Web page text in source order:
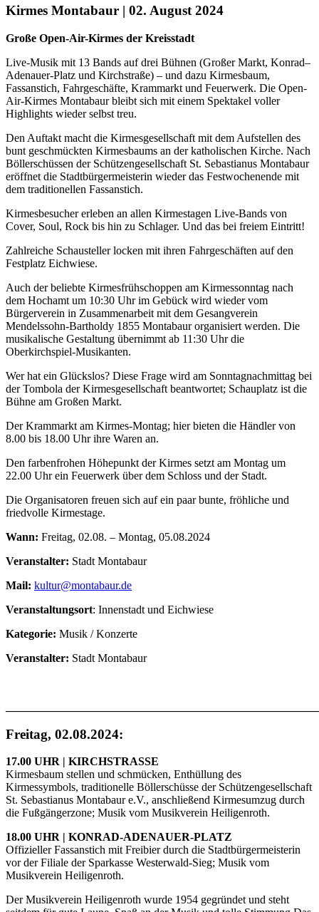
Kirmes Montabaur | 02. August 2024
Große Open-Air-Kirmes der Kreisstadt
Live-Musik mit 13 Bands auf drei Bühnen (Großer Markt, Konrad–
Adenauer-Platz und Kirchstraße) – und dazu Kirmesbaum,
Fassanstich, Fahrgeschäfte, Krammarkt und Feuerwerk. Die Open-
Air-Kirmes Montabaur bleibt sich mit einem Spektakel voller
Highlights wieder selbst treu.
Den Auftakt macht die Kirmesgesellschaft mit dem Aufstellen des
bunt geschmückten Kirmesbaums an der katholischen Kirche. Nach
Böllerschüssen der Schützengesellschaft St. Sebastianus Montabaur
eröffnet die Stadtbürgermeisterin wieder das Festwochenende mit
dem traditionellen Fassanstich.
Kirmesbesucher erleben an allen Kirmestagen Live-Bands von
Cover, Soul, Rock bis hin zu Schlager. Und das bei freiem Eintritt!
Zahlreiche Schausteller locken mit ihren Fahrgeschäften auf den
Festplatz Eichwiese.
Auch der beliebte Kirmesfrühschoppen am Kirmessonntag nach
dem Hochamt um 10:30 Uhr im Gebück wird wieder vom
Bürgerverein in Zusammenarbeit mit dem Gesangverein
Mendelssohn-Bartholdy 1855 Montabaur organisiert werden. Die
musikalische Gestaltung übernimmt ab 11:30 Uhr die
Oberkirchspiel-Musikanten.
Wer hat ein Glückslos? Diese Frage wird am Sonntagnachmittag bei
der Tombola der Kirmesgesellschaft beantwortet; Schauplatz ist die
Bühne am Großen Markt.
Der Krammarkt am Kirmes-Montag; hier bieten die Händler von
8.00 bis 18.00 Uhr ihre Waren an.
Den farbenfrohen Höhepunkt der Kirmes setzt am Montag um
22.00 Uhr ein Feuerwerk über dem Schloss und der Stadt.
Die Organisatoren freuen sich auf ein paar bunte, fröhliche und
friedvolle Kirmestage.
Wann: Freitag, 02.08. – Montag, 05.08.2024
Veranstalter: Stadt Montabaur
Mail: kultur@montabaur.de
Veranstaltungsort: Innenstadt und Eichwiese
Kategorie: Musik / Konzerte
Veranstalter: Stadt Montabaur
Freitag, 02.08.2024:
17.00 UHR | KIRCHSTRASSE
Kirmesbaum stellen und schmücken, Enthüllung des
Kirmessymbols, traditionelle Böllerschüsse der Schützengesellschaft
St. Sebastianus Montabaur e.V., anschließend Kirmesumzug durch
die Fußgängerzone; Musik vom Musikverein Heiligenroth.
18.00 UHR | KONRAD-ADENAUER-PLATZ
Offizieller Fassanstich mit Freibier durch die Stadtbürgermeisterin
vor der Filiale der Sparkasse Westerwald-Sieg; Musik vom
Musikverein Heiligenroth.
Der Musikverein Heiligenroth wurde 1954 gegründet und steht